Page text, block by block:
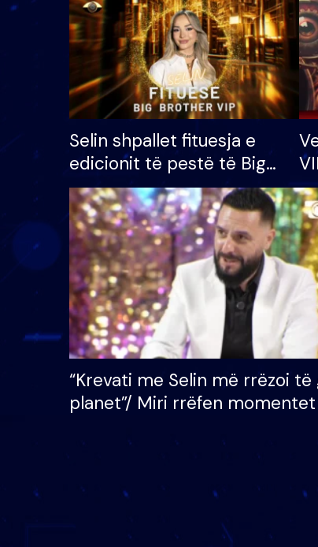
Selin shpallet fituesja e
edicionit të pestë të Big
Brother VIP, rrëmben
çmimin e madh prej 100
mijë eurosh
“Krevati me Selin më rrëzoi të
planet”/ Miri rrëfen
mungojë zilja e mëngjesit kur…